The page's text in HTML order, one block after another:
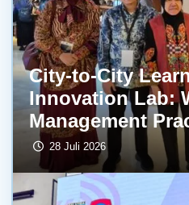
City-to-City
Innovation Lab:
Management
28 Juli 2026